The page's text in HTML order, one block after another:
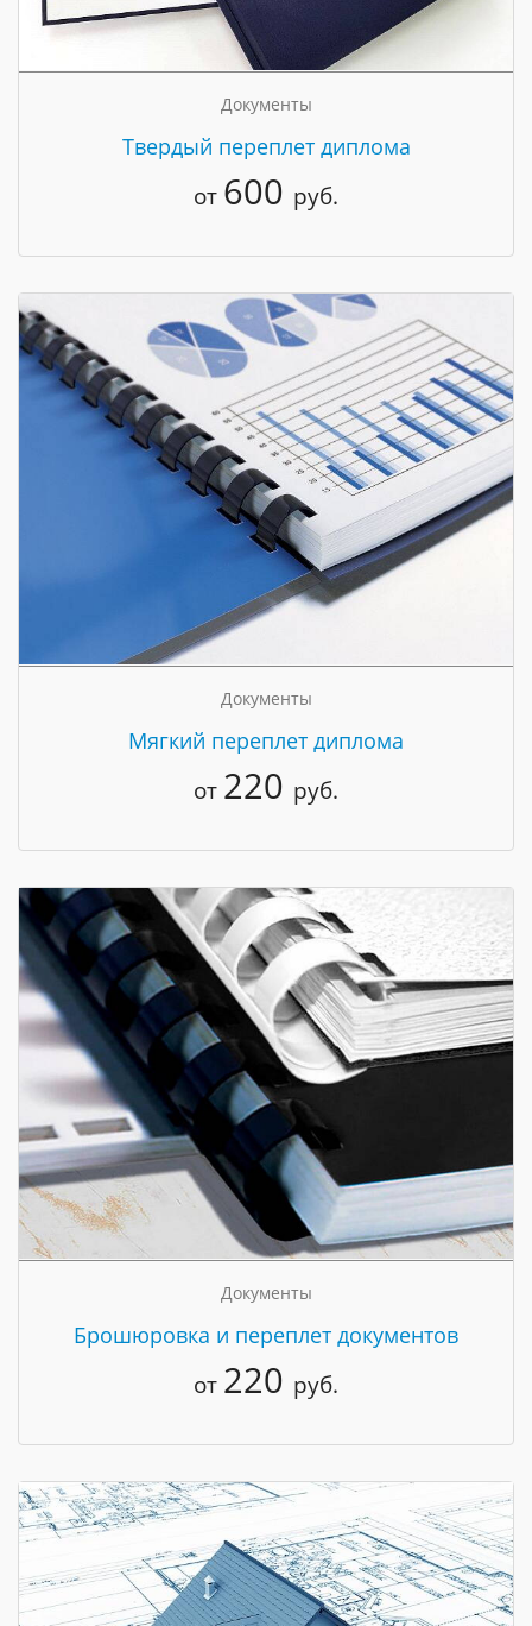
Документы
Твердый переплет диплома
от 600 руб.
Документы
Мягкий переплет диплома
от 220 руб.
Документы
Брошюровка и переплет документов
от 220 руб.